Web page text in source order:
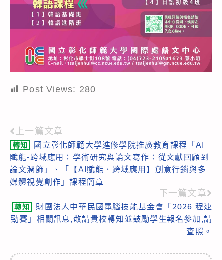
Post Views: 280
Read
more
articles
上一篇文章
轉知
國立彰化師範大學進修學院推廣教育課程「AI
賦能-跨域應用：學術研究與論文寫作：從文獻回顧到
論文潤飾」、「【AI賦能．跨域應用】創意行銷與多
媒體視覺創作」課程簡章
下一篇文章
轉知
財團法人中華民國電腦技能基金會「2026 程速
勁賽」相關訊息,敬請貴校轉知並鼓勵學生報名參加,請
查照。